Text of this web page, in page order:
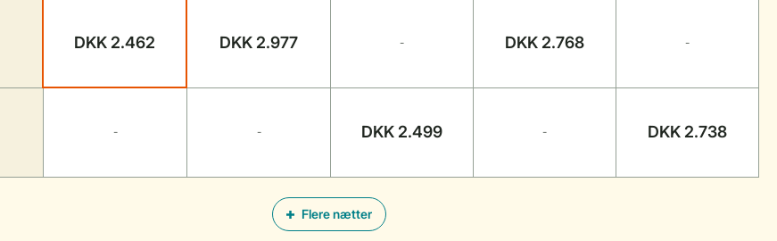
Flere nætter
DKK 2.462 DKK 2.977 - DKK 2.768 -
- - DKK 2.499 - DKK 2.738